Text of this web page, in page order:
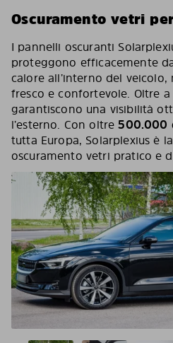
Oscuramento vetri
I pannelli oscuranti
proteggono efficacemente
calore all’interno del
fresco e confortevole. Oltre
garantiscono una visibilità
l’esterno. Con oltre500.000
tutta Europa, Solarplexius è
oscuramento vetri pratico e